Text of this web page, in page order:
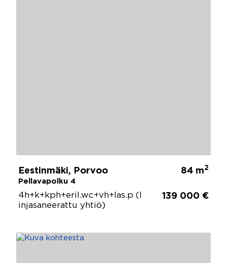
Eestinmäki, Porvoo
Pellavapolku 4
84 m2
4h+k+kph+eril.wc+vh+las.p (l
injasaneerattu yhtiö)
139 000 €